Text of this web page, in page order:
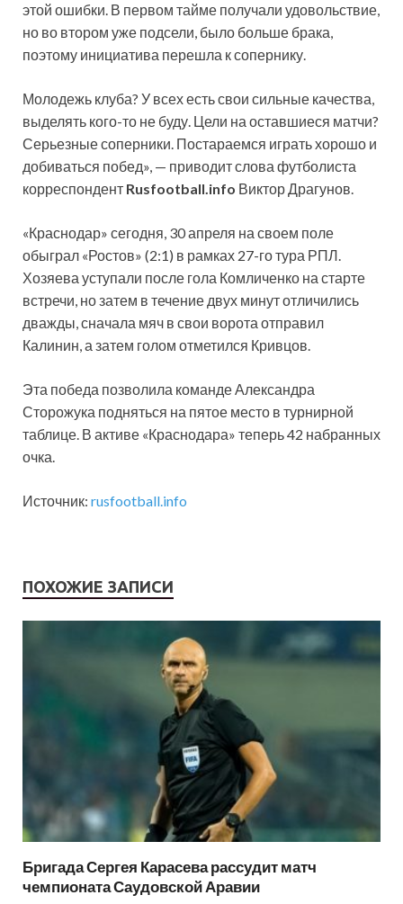
этой ошибки. В первом тайме получали удовольствие,
но во втором уже подсели, было больше брака,
поэтому инициатива перешла к сопернику.
Молодежь клуба? У всех есть свои сильные качества,
выделять кого-то не буду. Цели на оставшиеся матчи?
Серьезные соперники. Постараемся играть хорошо и
добиваться побед», — приводит слова футболиста
корреспондент Rusfootball.info Виктор Драгунов.
«Краснодар» сегодня, 30 апреля на своем поле
обыграл «Ростов» (2:1) в рамках 27-го тура РПЛ.
Хозяева уступали после гола Комличенко на старте
встречи, но затем в течение двух минут отличились
дважды, сначала мяч в свои ворота отправил
Калинин, а затем голом отметился Кривцов.
Эта победа позволила команде Александра
Сторожука подняться на пятое место в турнирной
таблице. В активе «Краснодара» теперь 42 набранных
очка.
Источник: rusfootball.info
ПОХОЖИЕ ЗАПИСИ
Бригада Сергея Карасева рассудит матч
чемпионата Саудовской Аравии